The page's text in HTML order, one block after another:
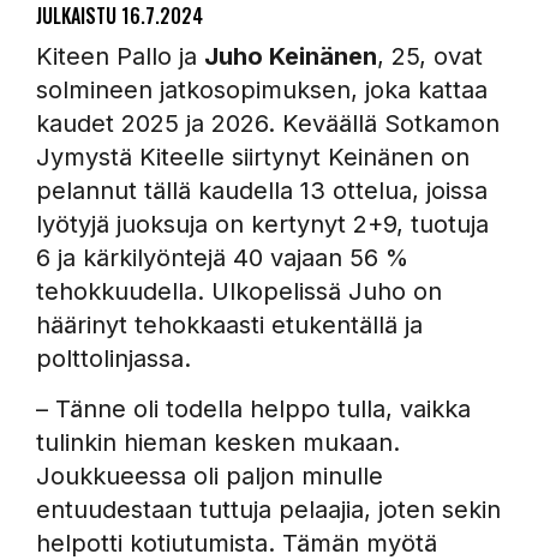
JULKAISTU 16.7.2024
Kiteen Pallo ja Juho Keinänen, 25, ovat
solmineen jatkosopimuksen, joka kattaa
kaudet 2025 ja 2026. Keväällä Sotkamon
Jymystä Kiteelle siirtynyt Keinänen on
pelannut tällä kaudella 13 ottelua, joissa
lyötyjä juoksuja on kertynyt 2+9, tuotuja
6 ja kärkilyöntejä 40 vajaan 56 %
tehokkuudella. Ulkopelissä Juho on
häärinyt tehokkaasti etukentällä ja
polttolinjassa.
– Tänne oli todella helppo tulla, vaikka
tulinkin hieman kesken mukaan.
Joukkueessa oli paljon minulle
entuudestaan tuttuja pelaajia, joten sekin
helpotti kotiutumista. Tämän myötä